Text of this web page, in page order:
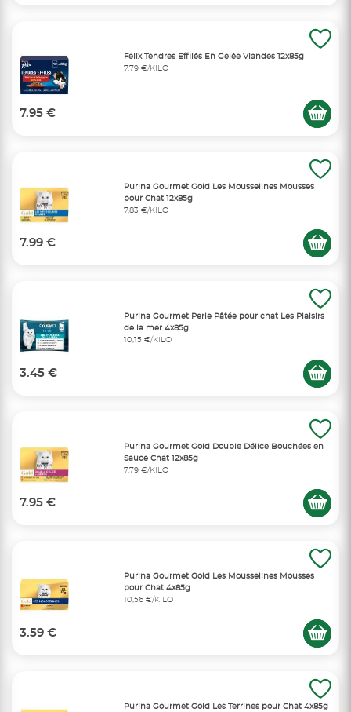
Felix Tendres Effilés En Gelée Viandes 12x85g
7,79 €/KILO
7.95 €
Purina Gourmet Gold Les Mousselines Mousses
pour Chat 12x85g
7,83 €/KILO
7.99 €
Purina Gourmet Perle Pâtée pour chat Les Plaisirs
de la mer 4x85g
10,15 €/KILO
3.45 €
Purina Gourmet Gold Double Délice Bouchées en
Sauce Chat 12x85g
7,79 €/KILO
7.95 €
Purina Gourmet Gold Les Mousselines Mousses
pour Chat 4x85g
10,56 €/KILO
3.59 €
Purina Gourmet Gold Les Terrines pour Chat 4x85g